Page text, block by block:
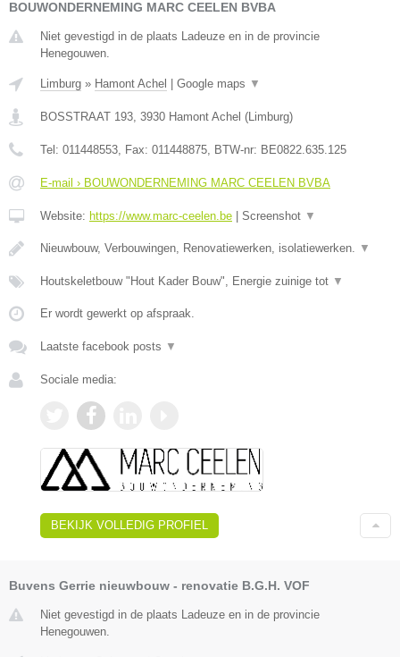
BOUWONDERNEMING MARC CEELEN BVBA
Niet gevestigd in de plaats Ladeuze en in de provincie
Henegouwen.
Limburg » Hamont Achel Google maps ▼
BOSSTRAAT 193 3930 Hamont Achel ( Limburg)
Tel: 011448553 , Fax: 011448875 , BTW-nr: BE0822.635.125
E-mail › BOUWONDERNEMING MARC CEELEN BVBA
Website: https://www.marc-ceelen.be Screenshot ▼
Nieuwbouw, Verbouwingen, Renovatiewerken, isolatiewerken. ▼
Houtskeletbouw "Hout Kader Bouw", Energie zuinige tot ▼
Er wordt gewerkt op afspraak.
Laatste facebook posts ▼
Sociale media:
BEKIJK VOLLEDIG PROFIEL
Buvens Gerrie nieuwbouw - renovatie B.G.H. VOF
Niet gevestigd in de plaats Ladeuze en in de provincie
Henegouwen.